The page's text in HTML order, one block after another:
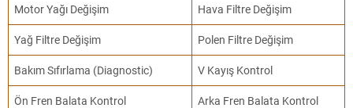
Motor Yağı Değişim Hava Filtre Değişim
Yağ Filtre Değişim Polen Filtre Değişim
Bakım Sıfırlama (Diagnostic) V Kayış Kontrol
Ön Fren Balata Kontrol Arka Fren Balata Kontrol